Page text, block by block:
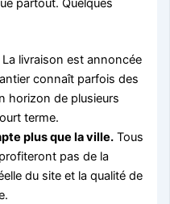
partout. Quelques
La livraison est annoncée
connaît parfois des
horizon de plusieurs
terme.
plus que la ville. Tous
pas de la
du site et la qualité de